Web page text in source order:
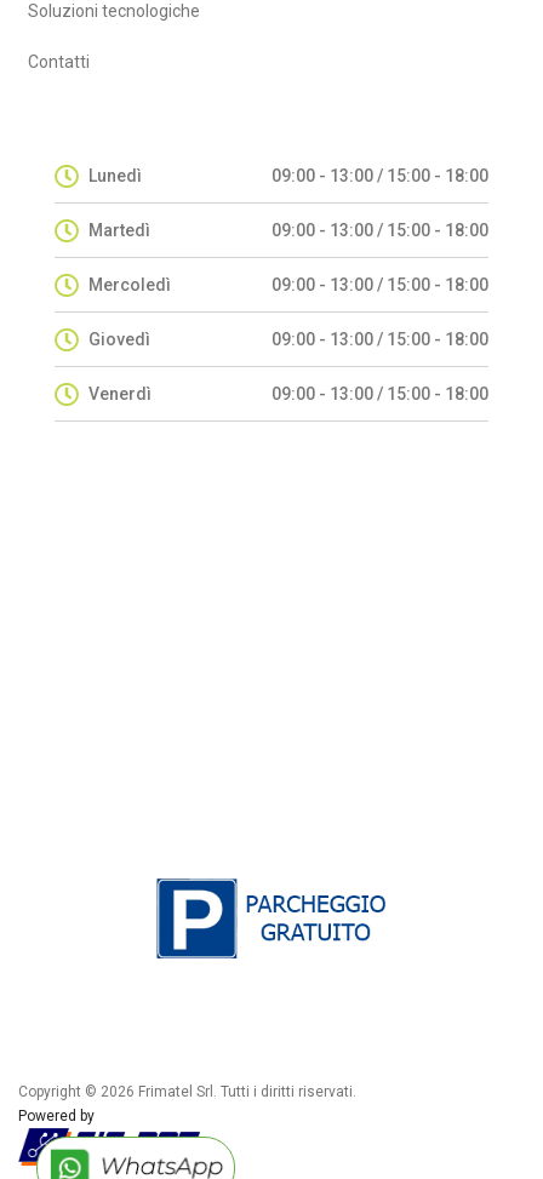
Soluzioni tecnologiche
Contatti
Lunedì 09:00 - 13:00 / 15:00 - 18:00
Martedì 09:00 - 13:00 / 15:00 - 18:00
Mercoledì 09:00 - 13:00 / 15:00 - 18:00
Giovedì 09:00 - 13:00 / 15:00 - 18:00
Venerdì 09:00 - 13:00 / 15:00 - 18:00
Copyright © 2026 Frimatel Srl. Tutti i diritti riservati.
Powered by